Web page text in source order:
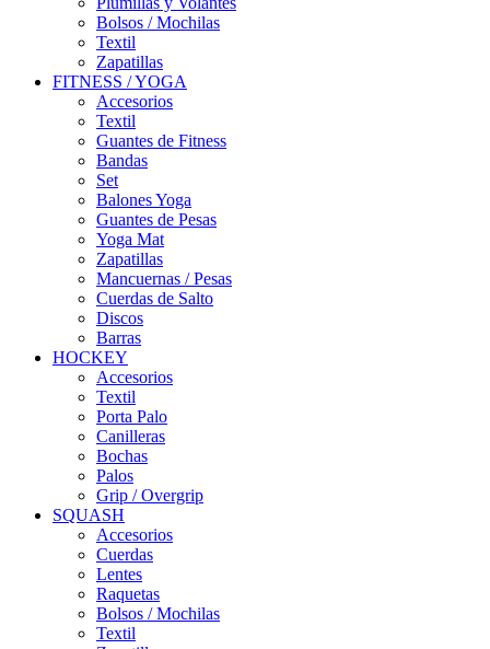
Bolsos / Mochilas
Textil
Zapatillas
FITNESS / YOGA
Accesorios
Textil
Guantes de Fitness
Bandas
Set
Balones Yoga
Guantes de Pesas
Yoga Mat
Zapatillas
Mancuernas / Pesas
Cuerdas de Salto
Discos
Barras
HOCKEY
Accesorios
Textil
Porta Palo
Canilleras
Bochas
Palos
Grip / Overgrip
SQUASH
Accesorios
Cuerdas
Lentes
Raquetas
Bolsos / Mochilas
Textil